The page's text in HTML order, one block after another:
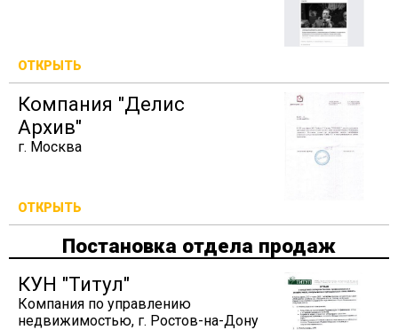
ОТКРЫТЬ
Компания "Делис
Архив"
г. Москва
ОТКРЫТЬ
Постановка отдела продаж
КУН "Титул"
Компания по управлению
недвижимостью, г. Ростов-на-Дону